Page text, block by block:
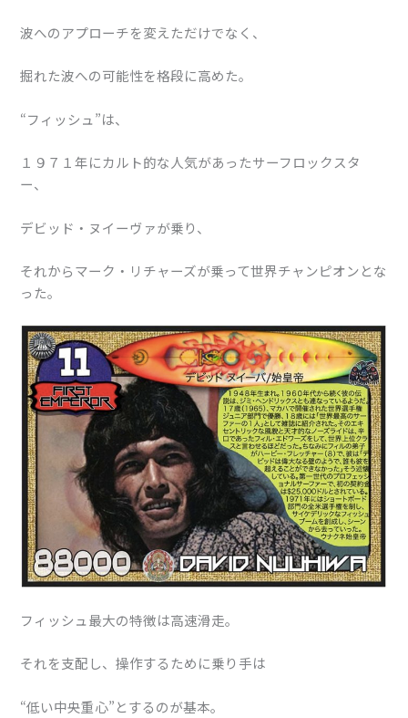
波へのアプローチを変えただけでなく、
掘れた波への可能性を格段に高めた。
“フィッシュ”は、
１９７１年にカルト的な人気があったサーフロックスタ
ー、
デビッド・ヌイーヴァが乗り、
それからマーク・リチャーズが乗って世界チャンピオンとな
った。
フィッシュ最大の特徴は高速滑走。
それを支配し、操作するために乗り手は
“低い中央重心”とするのが基本。